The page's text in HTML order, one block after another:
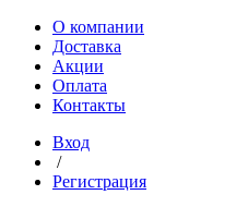
хвоя
"АВ"
О компании
Доставка
Акции
Оплата
Контакты
Вход
/
Регистрация